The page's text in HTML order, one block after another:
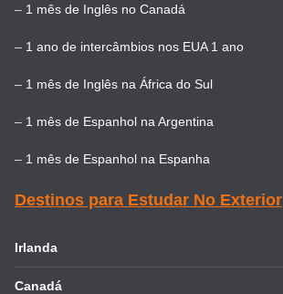
– 1 mês de Inglês no Canadá
– 1 ano de intercâmbios nos EUA 1 ano
– 1 mês de Inglês na África do Sul
– 1 mês de Espanhol na Argentina
– 1 mês de Espanhol na Espanha
Destinos para Estudar No Exterior
Irlanda
Canadá